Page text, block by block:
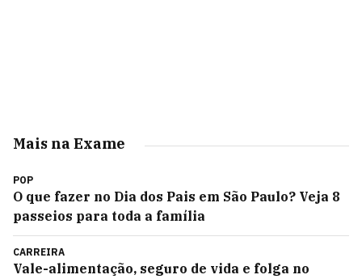
Mais na Exame
POP
O que fazer no Dia dos Pais em São Paulo? Veja 8
passeios para toda a família
CARREIRA
Vale-alimentação, seguro de vida e folga no